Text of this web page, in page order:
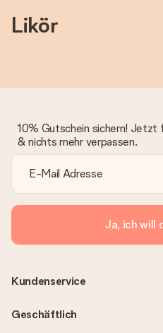
Likör
10% Gutschein sichern! Jetzt
& nichts mehr verpassen.
Ja, ich will
Kundenservice
Geschäftlich